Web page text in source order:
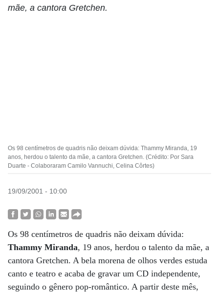
mãe, a cantora Gretchen.
Os 98 centímetros de quadris não deixam dúvida: Thammy Miranda, 19
anos, herdou o talento da mãe, a cantora Gretchen. (Crédito: Por Sara
Duarte - Colaboraram Camilo Vannuchi, Celina Côrtes)
19/09/2001 - 10:00
Os 98 centímetros de quadris não deixam dúvida:
Thammy Miranda, 19 anos, herdou o talento da mãe, a
cantora Gretchen. A bela morena de olhos verdes estuda
canto e teatro e acaba de gravar um CD independente,
seguindo o gênero pop-romântico. A partir deste mês,